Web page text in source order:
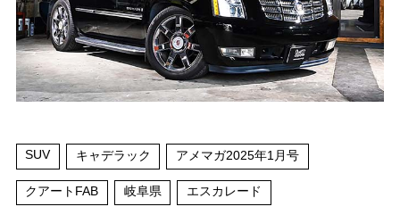
SUV キャデラック アメマガ2025年1月号
クアートFAB 岐阜県 エスカレード